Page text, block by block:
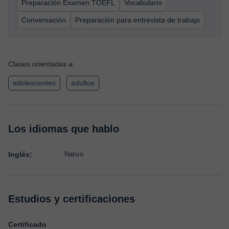
Preparación Examen TOEFL Vocabulario
Conversación Preparación para entrevista de trabajo
Clases orientadas a:
adolescentes adultos
Los idiomas que hablo
Inglés: Nativo
Estudios y certificaciones
Certificado